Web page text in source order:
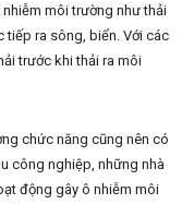
môi trường như thải
tiếp ra sông, biển. Với các
trước khi thải ra môi
chức năng cũng nên có
công nghiệp, những nhà
động gây ô nhiễm môi